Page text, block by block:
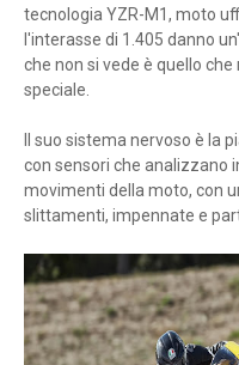
tecnologia YZR-M1, moto
l'interasse di 1.405 danno
che non si vede è quello
speciale.
Il suo sistema nervoso è la
con sensori che analizzano
movimenti della moto, con
slittamenti, impennate e